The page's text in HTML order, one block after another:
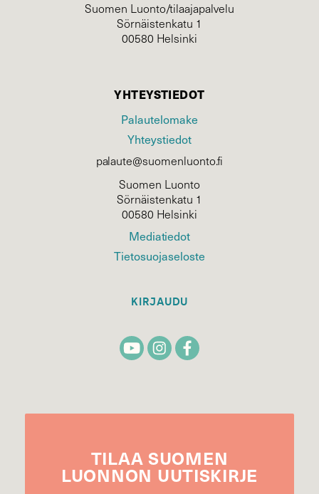
Suomen Luonto/tilaajapalvelu
Sörnäistenkatu 1
00580 Helsinki
YHTEYSTIEDOT
Palautelomake
Yhteystiedot
palaute@suomenluonto.fi
Suomen Luonto
Sörnäistenkatu 1
00580 Helsinki
Mediatiedot
Tietosuojaseloste
KIRJAUDU
TILAA SUOMEN
LUONNON UUTIS­KIRJE